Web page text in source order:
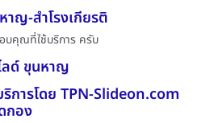
ญ-สำโรงเกียรติ
บคุณที่ใช้บริการ ครับ
ลด์ ขุนหาญ
การโดย TPN-Slideon.com
กอง